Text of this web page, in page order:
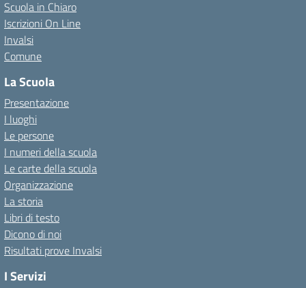
Scuola in Chiaro
Iscrizioni On Line
Invalsi
Comune
La Scuola
Presentazione
I luoghi
Le persone
I numeri della scuola
Le carte della scuola
Organizzazione
La storia
Libri di testo
Dicono di noi
Risultati prove Invalsi
I Servizi